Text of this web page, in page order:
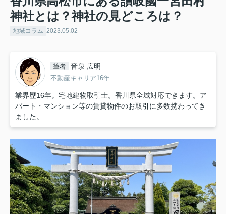
神社とは？神社の見どころは？
地域コラム 2023.05.02
筆者 音泉 広明
不動産キャリア16年
業界歴16年。宅地建物取引士。香川県全域対応できます。ア
パート・マンション等の賃貸物件のお取引に多数携わってき
ました。